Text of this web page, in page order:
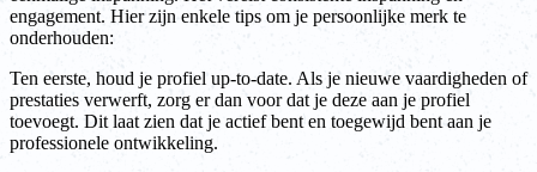
engagement. Hier zijn enkele tips om je persoonlijke merk te
onderhouden:
Ten eerste, houd je profiel up-to-date. Als je nieuwe vaardigheden of
prestaties verwerft, zorg er dan voor dat je deze aan je profiel
toevoegt. Dit laat zien dat je actief bent en toegewijd bent aan je
professionele ontwikkeling.